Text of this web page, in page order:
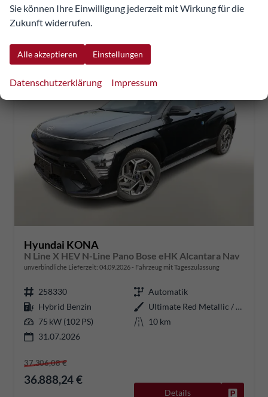
Verbrauch kombiniert:4,80 l/100km
CO2 -Klasse:
C
CO -Emissionen:
Hyundai KONA
N Line X HEV N-Line Pano Bose eHK Alcantara Nav
unverbindliche Lieferzeit: 04.09.2026 Fahrzeug mit Tageszulassung
258330
Automatik
Hybrid Benzin
Ultimate Red Metallic / Dachfarb
75 kW (102 PS)
10 km
31.07.2026
37.306,08 €
36.888,24 €
Details
Sie können Ihre Einwilligung jederzeit mit Wirkung für die
Zukunft widerrufen.
Alle akzeptieren Einstellungen
Datenschutzerklärung Impressum